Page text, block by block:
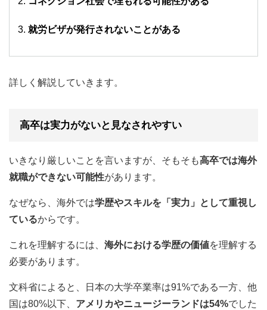
就労ビザが発行されないことがある
詳しく解説していきます。
高卒は実力がないと見なされやすい
いきなり厳しいことを言いますが、そもそも高卒では海外
就職ができない可能性があります。
なぜなら、海外では学歴やスキルを「実力」として重視し
ているからです。
これを理解するには、 海外における学歴の価値を理解する
必要があります。
文科省によると、日本の大学卒業率は91%である一方、他
国は80%以下、 アメリカやニュージーランドは54%でした